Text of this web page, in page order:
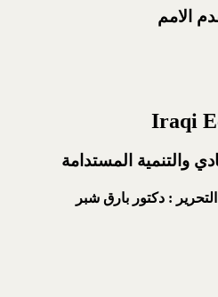
الامم
Iraqi
والتنمية المستدامة
: دكتور بارق شبر